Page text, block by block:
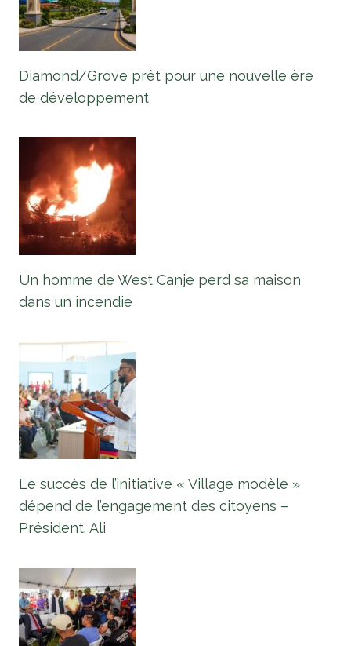
Diamond/Grove prêt pour une nouvelle ère
de développement
Un homme de West Canje perd sa maison
dans un incendie
Le succès de l’initiative « Village modèle »
dépend de l’engagement des citoyens –
Président. Ali